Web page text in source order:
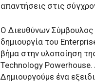
απαντήσεις στις
Ο Διευθύνων Σύμβουλος
δημιουργία του
βήμα στην υλοποίηση
Technology
Δημιουργούμε ένα